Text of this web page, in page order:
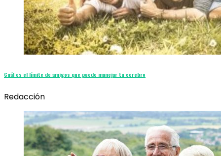
Cuál es el límite de amigos que puede manejar tu cerebro
Redacción